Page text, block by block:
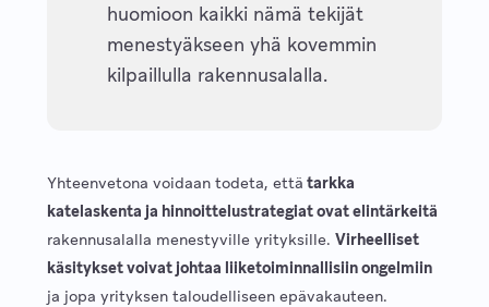
huomioon kaikki nämä tekijät
menestyäkseen yhä kovemmin
kilpaillulla rakennusalalla.
Yhteenvetona voidaan todeta, että tarkka
katelaskenta ja hinnoittelustrategiat ovat elintärkeitä
rakennusalalla menestyville yrityksille. Virheelliset
käsitykset voivat johtaa liiketoiminnallisiin ongelmiin
ja jopa yrityksen taloudelliseen epävakauteen.